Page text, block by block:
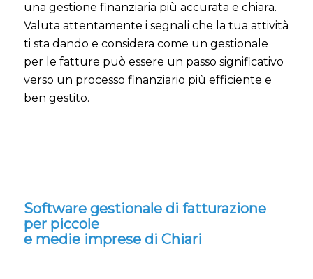
una gestione finanziaria più accurata e chiara.
Valuta attentamente i segnali che la tua attività
ti sta dando e considera come un gestionale
per le fatture può essere un passo significativo
verso un processo finanziario più efficiente e
ben gestito.
Software gestionale di fatturazione
per piccole
e medie imprese di Chiari